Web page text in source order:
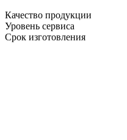
Качество продукции
Уровень сервиса
Срок изготовления